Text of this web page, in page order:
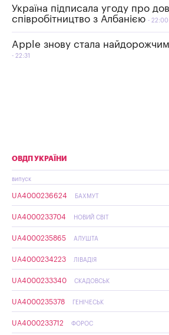
Україна підписала угоду про
співробітництво з Албанією
22:00
Apple знову стала
22:31
ОВДП УКРАЇНИ
випуск
UA4000236624 БАХМУТ
UA4000233704 НОВИЙ СВІТ
UA4000235865 АЛУШТА
UA4000234223 ЛІВАДІЯ
UA4000233340 СКАДОВСЬК
UA4000235378 ГЕНІЧЕСЬК
UA4000233712 ФОРОС